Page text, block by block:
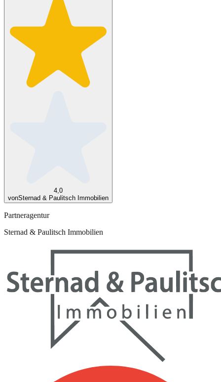
4,0
vonSternad & Paulitsch Immobilien
Partneragentur
Sternad & Paulitsch Immobilien